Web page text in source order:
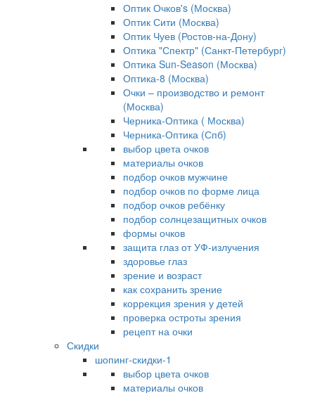
Оптик Очков's (Москва)
Оптик Сити (Москва)
Оптик Чуев (Ростов-на-Дону)
Оптика "Спектр" (Санкт-Петербург)
Оптика Sun-Season (Москва)
Оптика-8 (Москва)
Очки – производство и ремонт
(Москва)
Черника-Оптика ( Москва)
Черника-Оптика (Спб)
выбор цвета очков
материалы очков
подбор очков мужчине
подбор очков по форме лица
подбор очков ребёнку
подбор солнцезащитных очков
формы очков
защита глаз от УФ-излучения
здоровье глаз
зрение и возраст
как сохранить зрение
коррекция зрения у детей
проверка остроты зрения
рецепт на очки
Скидки
шопинг-скидки-1
выбор цвета очков
материалы очков